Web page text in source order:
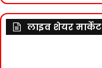
लाइव शेयर मार्केट